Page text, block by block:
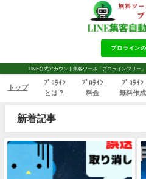
LINE公式アカウント集客ツール「プロラインフリー
プロライン
トップ
ﾌﾟﾛﾗｲﾝ
とは？
ﾌﾟﾛﾗｲﾝ
料金
ﾌﾟﾛﾗｲﾝ
無料作成
新着記事